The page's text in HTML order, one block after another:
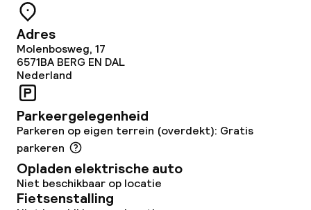
Wasservice
Zakelijke faciliteiten
Conferentieruimte
Vergaderruimte
Beleid
Adres
Molenbosweg, 17
6571BA BERG EN DAL
Nederland
Parkeergelegenheid
Parkeren op eigen terrein (overdekt): Gratis
parkeren
Opladen elektrische auto
Niet beschikbaar op locatie
Fietsenstalling